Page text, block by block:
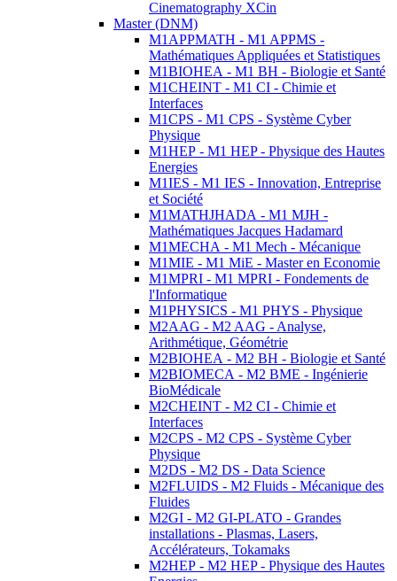
Cinematography XCin
Master (DNM)
M1APPMATH - M1 APPMS -
Mathématiques Appliquées et Statistiques
M1BIOHEA - M1 BH - Biologie et Santé
M1CHEINT - M1 CI - Chimie et
Interfaces
M1CPS - M1 CPS - Système Cyber
Physique
M1HEP - M1 HEP - Physique des Hautes
Energies
M1IES - M1 IES - Innovation, Entreprise
et Société
M1MATHJHADA - M1 MJH -
Mathématiques Jacques Hadamard
M1MECHA - M1 Mech - Mécanique
M1MIE - M1 MiE - Master en Economie
M1MPRI - M1 MPRI - Fondements de
l'Informatique
M1PHYSICS - M1 PHYS - Physique
M2AAG - M2 AAG - Analyse,
Arithmétique, Géométrie
M2BIOHEA - M2 BH - Biologie et Santé
M2BIOMECA - M2 BME - Ingénierie
BioMédicale
M2CHEINT - M2 CI - Chimie et
Interfaces
M2CPS - M2 CPS - Système Cyber
Physique
M2DS - M2 DS - Data Science
M2FLUIDS - M2 Fluids - Mécanique des
Fluides
M2GI - M2 GI-PLATO - Grandes
installations - Plasmas, Lasers,
Accélérateurs, Tokamaks
M2HEP - M2 HEP - Physique des Hautes